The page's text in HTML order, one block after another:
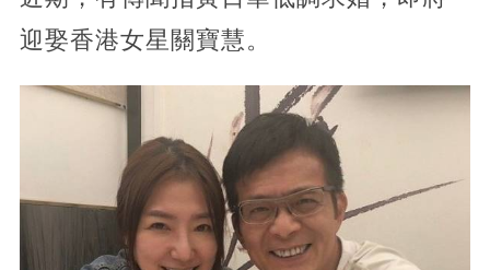
迎娶香港女星關寶慧。